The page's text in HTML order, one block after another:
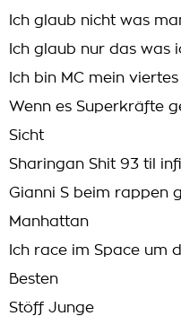
Ich glaub nicht was
Ich glaub nur das was
Ich bin MC mein
Wenn es Superkräfte
Sicht
Sharingan Shit 93 til
Gianni S beim rappen
Manhattan
Ich race im Space um
Besten
Stöff Junge